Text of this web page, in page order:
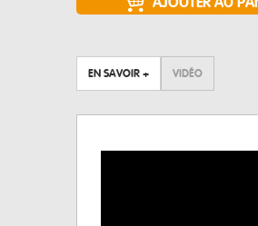
EN SAVOIR + VIDÉO